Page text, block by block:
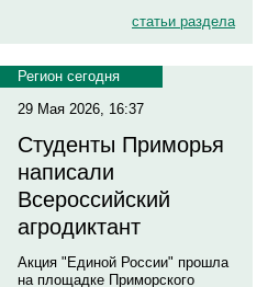
статьи раздела
Регион сегодня
29 Мая 2026, 16:37
Студенты Приморья
написали
Всероссийский
агродиктант
Акция "Единой России" прошла
на площадке Приморского